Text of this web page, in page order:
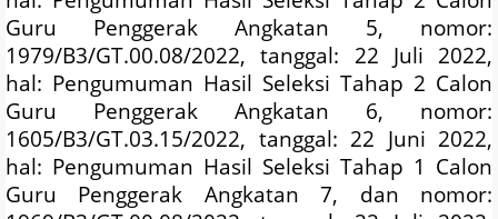
Guru Penggerak Angkatan 5, nomor:
1979/B3/GT.00.08/2022, tanggal: 22 Juli 2022,
hal: Pengumuman Hasil Seleksi Tahap 2 Calon
Guru Penggerak Angkatan 6, nomor:
1605/B3/GT.03.15/2022, tanggal: 22 Juni 2022,
hal: Pengumuman Hasil Seleksi Tahap 1 Calon
Guru Penggerak Angkatan 7, dan nomor: